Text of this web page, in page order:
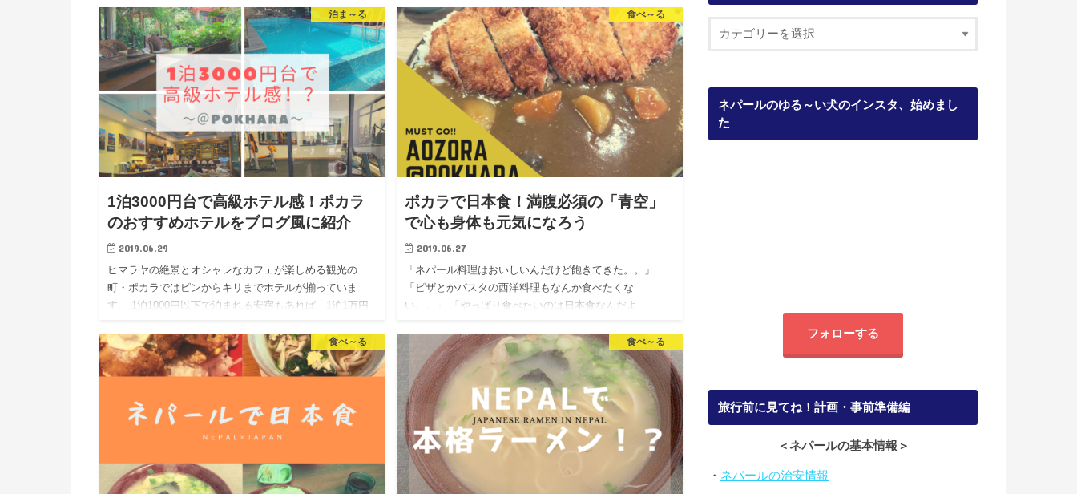
数え切れないほどたくさんあるので、一歩間違えると、
とんで…
「…
泊ま～る
1泊3000円台で高級ホテル感！ポカラ
のおすすめホテルをブログ風に紹介
2019.06.29
ヒマラヤの絶景とオシャレなカフェが楽しめる観光の
町・ポカラではピンからキリまでホテルが揃っていま
す。 1泊1000円以下で泊まれる安宿もあれば、1泊1万円
が安くなるほど…
食べ～る
ポカラで日本食！満腹必須の「青空」
で心も身体も元気になろう
2019.06.27
「ネパール料理はおいしいんだけど飽きてきた。。」
「ピザとかパスタの西洋料理もなんか食べたくな
い。。」 「やっぱり食べたいのは日本食なんだよ
本人にとって、世界で1番お…
食べ～る 食べ～る
ネパールのゆる～い犬のインスタ、始めまし
た
フォローする
旅行前に見てね！計画・事前準備編
＜ネパールの基本情報＞
・ ネパールの治安情報